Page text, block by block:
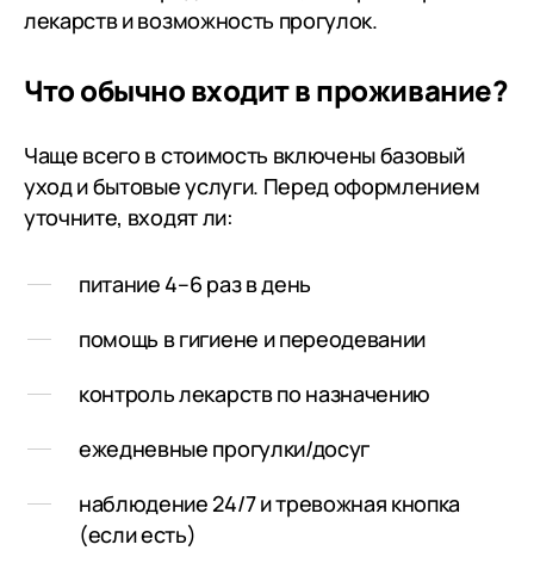
лекарств и возможность прогулок.
Что обычно входит в проживание?
Чаще всего в стоимость включены базовый
уход и бытовые услуги. Перед оформлением
уточните, входят ли:
питание 4–6 раз в день
помощь в гигиене и переодевании
контроль лекарств по назначению
ежедневные прогулки/досуг
наблюдение 24/7 и тревожная кнопка
(если есть)